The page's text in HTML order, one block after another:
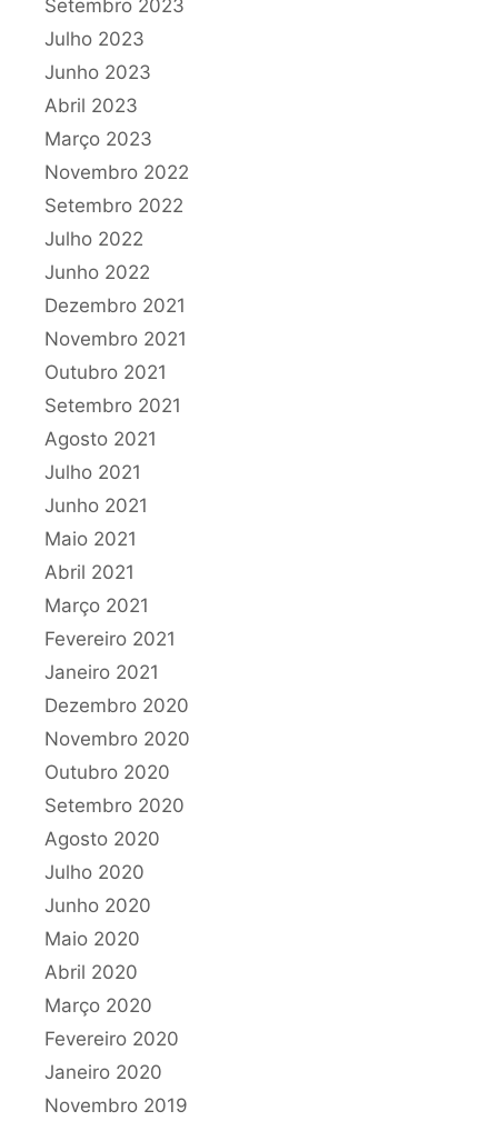
Setembro 2023
Julho 2023
Junho 2023
Abril 2023
Março 2023
Novembro 2022
Setembro 2022
Julho 2022
Junho 2022
Dezembro 2021
Novembro 2021
Outubro 2021
Setembro 2021
Agosto 2021
Julho 2021
Junho 2021
Maio 2021
Abril 2021
Março 2021
Fevereiro 2021
Janeiro 2021
Dezembro 2020
Novembro 2020
Outubro 2020
Setembro 2020
Agosto 2020
Julho 2020
Junho 2020
Maio 2020
Abril 2020
Março 2020
Fevereiro 2020
Janeiro 2020
Novembro 2019